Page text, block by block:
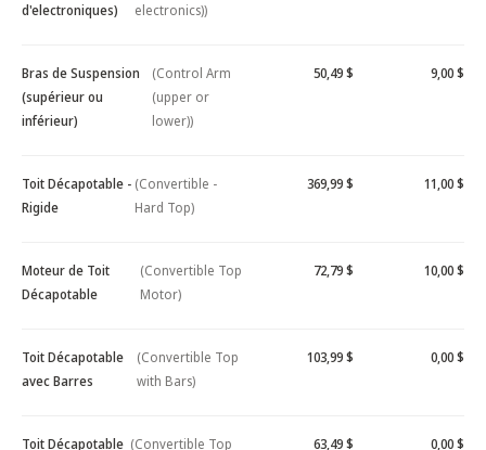
d'electroniques)
electronics))
Bras de Suspension
(supérieur ou
inférieur)
(Control Arm
(upper or
lower))
50,49 $ 9,00 $
Toit Décapotable -
Rigide
(Convertible -
Hard Top)
369,99 $ 11,00 $
Moteur de Toit
Décapotable
(Convertible Top
Motor)
72,79 $ 10,00 $
Toit Décapotable
avec Barres
(Convertible Top
with Bars)
103,99 $ 0,00 $
Toit Décapotable (Convertible Top
63,49 $ 0,00 $